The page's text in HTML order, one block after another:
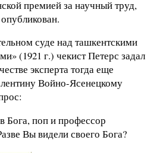
премией за научный труд,
суде над ташкентскими
(1921 г.) чекист Петерс задал
эксперта тогда еще
Войно-Ясенецкому
Бога, поп и профессор
Вы видели своего Бога?